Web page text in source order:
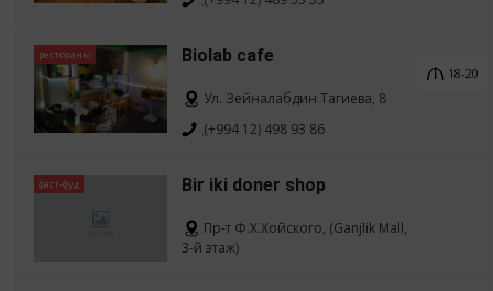
рестораны Biolab cafe
Ул. Зейналабдин Тагиева, 8
(+994 12) 498 93 86
18-20
фаст-фуд Bir iki doner shop
Пр-т Ф.Х.Хойского, (Ganjlik Mall,
3-й этаж)